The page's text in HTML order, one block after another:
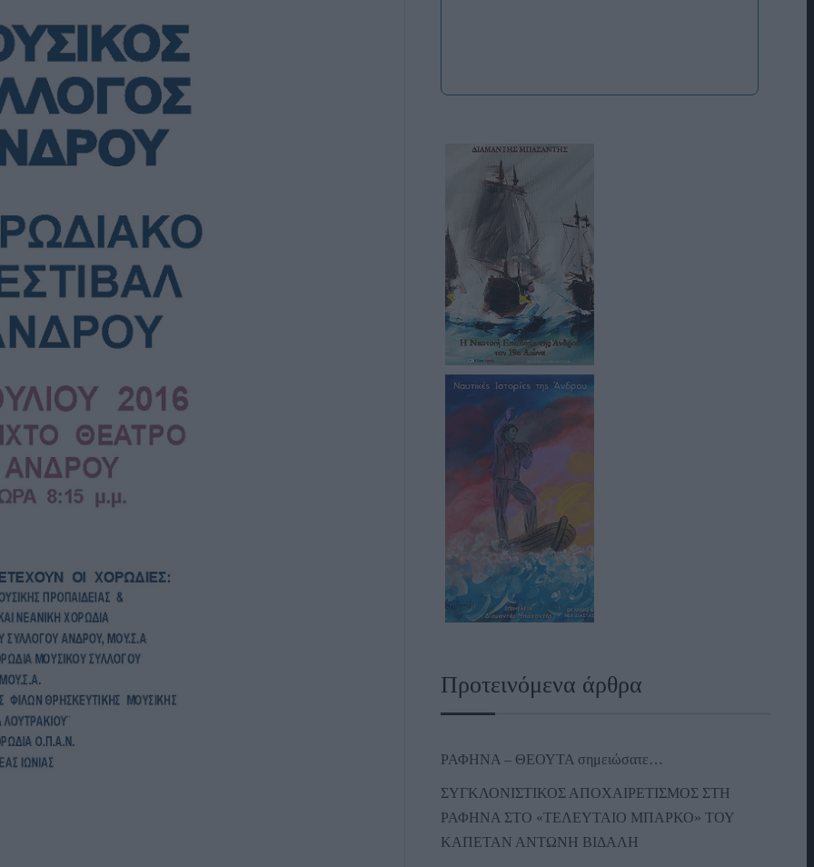
Προτεινόμενα άρθρα
ΡΑΦΗΝΑ – ΘΕΟΥΤΑ σημειώσατε…
ΣΥΓΚΛΟΝΙΣΤΙΚΟΣ ΑΠΟΧΑΙΡΕΤΙΣΜΟΣ ΣΤΗ
ΡΑΦΗΝΑ ΣΤΟ «ΤΕΛΕΥΤΑΙΟ ΜΠΑΡΚΟ» ΤΟΥ
ΚΑΠΕΤΑΝ ΑΝΤΩΝΗ ΒΙΔΑΛΗ